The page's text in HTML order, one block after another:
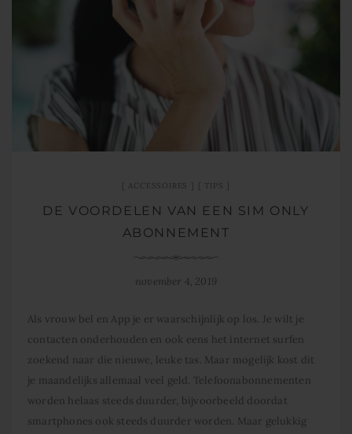
ACCESSOIRES TIPS
DE VOORDELEN VAN EEN SIM ONLY
ABONNEMENT
november 4, 2019
Als vrouw bel en App je er waarschijnlijk op los. Je wilt je
contacten onderhouden en ook eens het internet surfen
zoekend naar die nieuwe, leuke tas. Maar mogelijk kost dit
je maandelijks allemaal veel geld. Telefoonabonnementen
worden helaas steeds duurder, bijvoorbeeld doordat
smartphones ook steeds duurder worden. Maar gelukkig